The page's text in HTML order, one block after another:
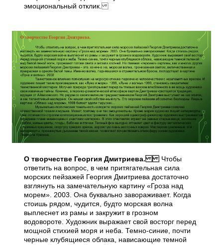
эмоциональный отклик.
О творчестве Георгия Дмитриева. Чтобы
ответить на вопрос, в чем притягательная сила
морских пейзажей Георгия Дмитриева достаточно
взглянуть на замечательную картину «Гроза над
морем». 2003. Она буквально завораживает. Когда
стоишь рядом, чудится, будто морская волна
выплеснет из рамы и закружит в грозном
водовороте. Художник выражает свой восторг перед
мощной стихией моря и неба. Темно-синие, почти
черные клубящиеся облака, нависающие темной